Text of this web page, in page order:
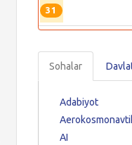
31
Sohalar
Adabiyot
AI